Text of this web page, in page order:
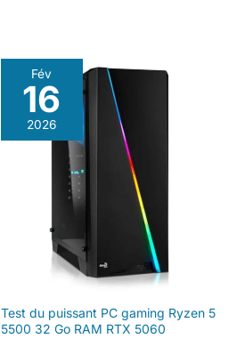
Fév
16
2026
Test du puissant PC gaming Ryzen 5
5500 32 Go RAM RTX 5060